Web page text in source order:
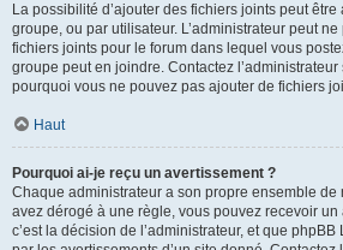
La possibilité d’ajouter des fichiers joints peut
groupe, ou par utilisateur. L’administrateur peut
fichiers joints pour le forum dans lequel vous
groupe peut en joindre. Contactez
pourquoi vous ne pouvez pas ajouter de fichiers
Haut
Pourquoi ai-je reçu un avertissement ?
Chaque administrateur a son propre ensemble de
avez dérogé à une règle, vous pouvez recevoir un
c’est la décision de l’administrateur, et que phpBB